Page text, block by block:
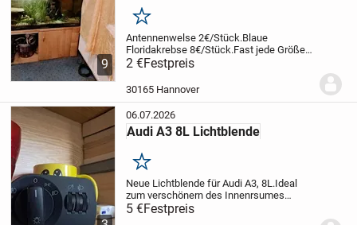
9
Merken
Antennenwelse 2€/Stück.Blaue
Floridakrebse 8€/Stück.Fast jede Größe
vorhanden.Große Tiere leben im 450 l
Becken, der Nachwuchs lebt im 125 Liter
Becken.
2 €Festpreis
30165 Hannover
06.07.2026
Audi A3 8L Lichtblende
Merken
Neue Lichtblende für Audi A3, 8L.Ideal
zum verschönern des Innenrsumes
geeignet.Ohne Gewährleistung.
5 €Festpreis